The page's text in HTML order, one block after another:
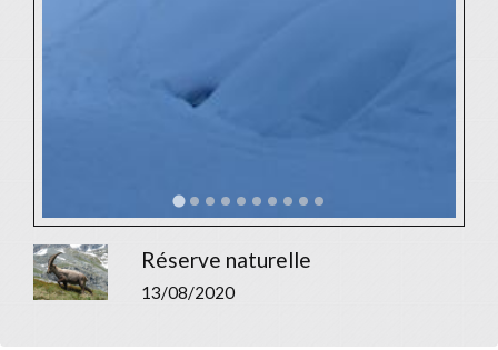
Réserve naturelle
13/08/2020